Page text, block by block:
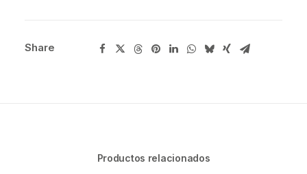
Share
Productos relacionados